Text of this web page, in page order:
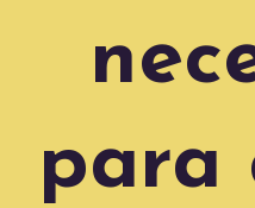
para